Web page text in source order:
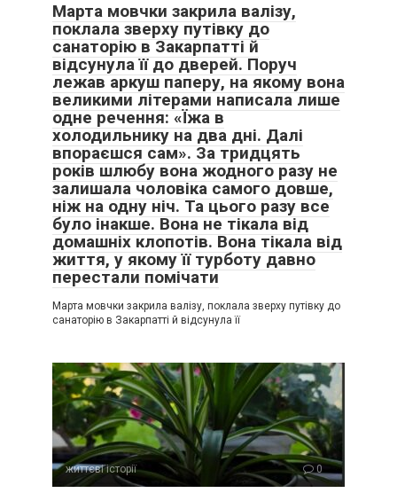
Марта мовчки закрила валізу,
поклала зверху путівку до
санаторію в Закарпатті й
відсунула її до дверей. Поруч
лежав аркуш паперу, на якому вона
великими літерами написала лише
одне речення: «Їжа в
холодильнику на два дні. Далі
впораєшся сам». За тридцять
років шлюбу вона жодного разу не
залишала чоловіка самого довше,
ніж на одну ніч. Та цього разу все
було інакше. Вона не тікала від
домашніх клопотів. Вона тікала від
життя, у якому її турботу давно
перестали помічати
Марта мовчки закрила валізу, поклала зверху путівку до
санаторію в Закарпатті й відсунула її
життєві історії 0